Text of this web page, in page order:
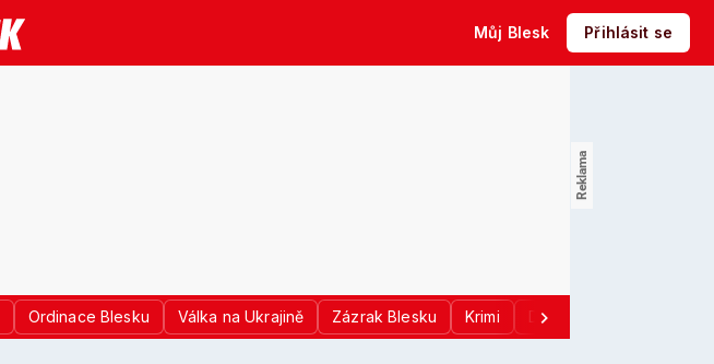
Můj Blesk Přihlásit se
Ordinace Blesku Válka na Ukrajině Zázrak Blesku Krimi Donald Trump